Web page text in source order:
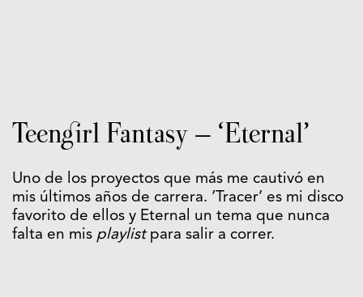
Teengirl Fantasy – ‘Eternal’
Uno de los proyectos que más me cautivó en
mis últimos años de carrera. ‘Tracer’ es mi disco
favorito de ellos y Eternal un tema que nunca
falta en mis playlistpara salir a correr.